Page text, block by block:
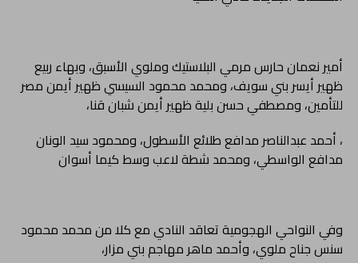
أمير نعمان حارس مرمي البلاستيك وملوي الأسبق، وبهاء ربيع
ظهير أيسر بني سويف، ومحمد محمود السيسي ظهير أيمن مصر
للتأمين، ومصطفي حسن بلية ظهير أيمن شبان قنا،
، أحمد عبدالناصر مدافع طلائع الأسطول، ومحمود سيد الونان
مدافع الواسطي، ومحمد شطة لاعب وسط كيما أسوان
وفي النواحي الهجومية تعاقد النادي مع كلا من محمد محمود
سنس جناح ملوي، وأحمد ماهر مهاجم بني مزار،